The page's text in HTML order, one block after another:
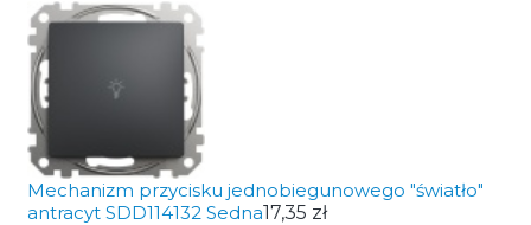
Mechanizm przycisku jednobiegunowego "światło"
antracyt SDD114132 Sedna17,35 zł